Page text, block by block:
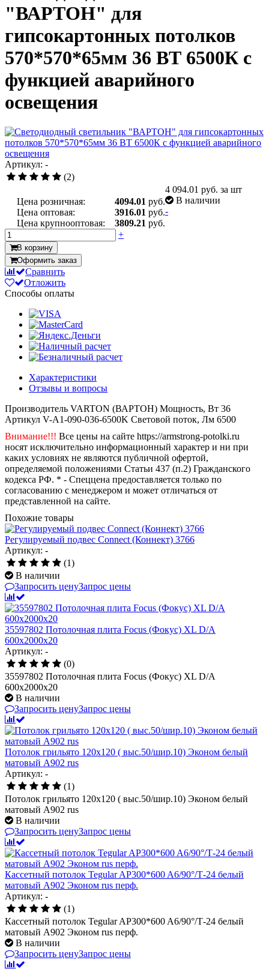
"ВАРТОН" для
гипсокартонных потолков
570*570*65мм 36 ВТ 6500К с
функцией аварийного
освещения
Артикул: -
(2)
Цена розничная: 4094.01 руб.
Цена оптовая:
3916.01 руб.
Цена крупнооптовая:
3809.21 руб.
4 094.01 руб. за шт
В наличии
-
+
В корзину
Оформить заказ
Сравнить
Отложить
Способы оплаты
Характеристики
Отзывы и вопросы
Производитель VARTON (ВАРТОН) Мощность, Вт 36
Артикул V-A1-090-036-6500K Световой поток, Лм 6500
Внимание!!! Все цены на сайте https://armstrong-potolki.ru
носят исключительно информационный характер и ни при
каких условиях не являются публичной офертой,
определяемой положениями Статьи 437 (п.2) Гражданского
кодекса РФ. * - Спеццена предоставляется только по
согласованию с менеджером и может отличаться от
представленной на сайте.
Похожие товары
Регулируемый подвес Connect (Коннект) 3766
Артикул: -
(1)
В наличии
Запросить ценуЗапрос цены
35597802 Потолочная плита Focus (Фокус) XL D/A
600x2000x20
Артикул: -
(0)
35597802 Потолочная плита Focus (Фокус) XL D/A
600x2000x20
В наличии
Запросить ценуЗапрос цены
Потолок грильято 120х120 ( выс.50/шир.10) Эконом белый
матовый А902 rus
Артикул: -
(1)
Потолок грильято 120х120 ( выс.50/шир.10) Эконом белый
матовый А902 rus
В наличии
Запросить ценуЗапрос цены
Кассетный потолок Tegular AP300*600 A6/90°/Т-24 белый
матовый А902 Эконом rus перф.
Артикул: -
(1)
Кассетный потолок Tegular AP300*600 A6/90°/Т-24 белый
матовый А902 Эконом rus перф.
В наличии
Запросить ценуЗапрос цены